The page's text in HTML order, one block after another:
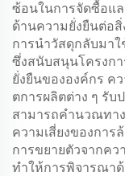
ซ้อนในการจัดซื้อแ
ด้านความยั่งยืนต่อ
การนำวัสดุกลับมา
ซึ่งสนับสนุนโครงกา
ยั่งยืนขององค์กร ค
ตการผลิตต่าง ๆ รั
สามารถคำนวณทา
ความเสี่ยงของกา
การขยายตัวจากค
ทำให้การพิจารณา